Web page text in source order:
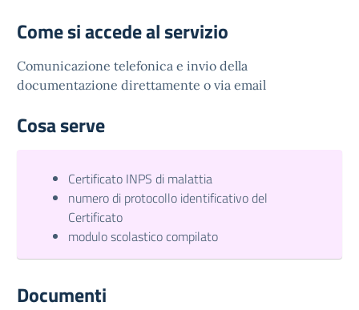
Come si accede al servizio
Comunicazione telefonica e invio della
documentazione direttamente o via email
Cosa serve
Certificato INPS di malattia
numero di protocollo identificativo del
Certificato
modulo scolastico compilato
Documenti